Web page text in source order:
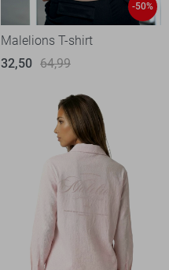
-50%
Malelions T-shirt
32,50 64,99